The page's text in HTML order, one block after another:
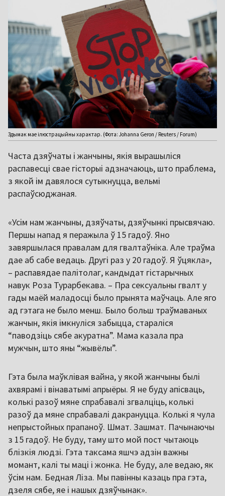
Здымак мае ілюстрацыйны характар. (Фота: Johanna Geron / Reuters / Forum)
Часта дзяўчаты і жанчыны, якія вырашыліся
распавесці свае гісторыі адзначаюць, што праблема,
з якой ім давялося сутыкнуцца, вельмі
распаўсюджаная.
«Усім нам жанчыны, дзяўчаты, дзяўчынкі прысвячаю.
Першы напад я перажыла ў 15 гадоў. Яно
завяршылася правалам для гвалтаўніка. Але траўма
дае аб сабе ведаць. Другі раз у 20 гадоў. Я ўцякла»,
– распавядае палітолаг, кандыдат гістарычных
навук Роза Турарбекава. – Пра сексуальны гвалт у
гады маёй маладосці было прынята маўчаць. Але яго
ад гэтага не было менш. Было больш траўмаваных
жанчын, якія імкнуліся забыцца, стараліся
“паводзіць сябе акуратна”. Мама казала пра
мужчын, што яны “жывёлы”.
Гэта была маўклівая вайна, у якой жанчыны былі
ахвярамі і вінаватымі апрыёры. Я не буду апісваць,
колькі разоў мяне спрабавалі згвалціць, колькі
разоў да мяне спрабавалі дакрануцца. Колькі я чула
непрыстойных прапаноў. Шмат. Зашмат. Пачынаючы
з 15 гадоў. Не буду, таму што мой пост чытаюць
блізкія людзі. Гэта таксама яшчэ адзін важны
момант, калі ты маці і жонка. Не буду, але ведаю, як
ўсім нам. Бедная Ліза. Мы павінны казаць пра гэта,
дзеля сябе, яе і нашых дзяўчынак».